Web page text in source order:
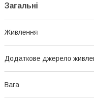
Загальні
Живлення
Додаткове джерело
Вага